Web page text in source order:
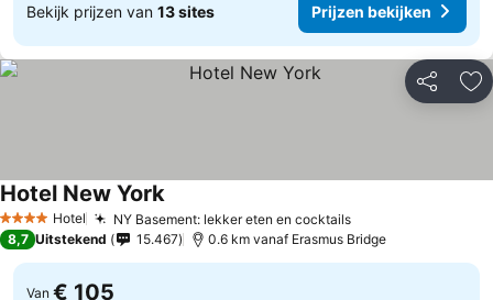
Bekijk prijzen van 13 sites Prijzen bekijken
Delen
4 SterrenHotel NY Basement: lekker eten en cocktails
Hotel New York
8,7 Uitstekend 15.467 0.6 km vanaf Erasmus Bridge
Van € 105